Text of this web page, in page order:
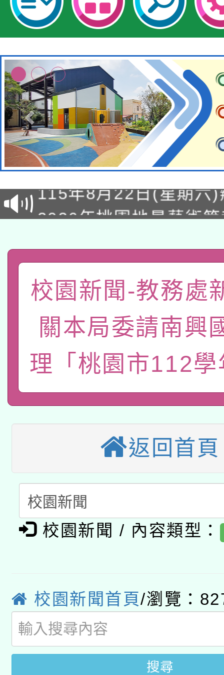
轉知經濟部水利署委託
業技術研究院辦理「
用水績優單位及節水達
動」
115年8月22日(星期六
桃園市孔廟祈福系列
2026年桃園地景藝術
關事宜
轉知教育部國民及學前
國立臺灣師範大學辦理
年度健康促進學校輔導
函轉國家教育研究院中
原住民族教育政策研討
族教育國際趨勢與發展
轉知教育部國民及學前
新北市政府教育局辦理
師專業成長研習實施計
方素養工作坊新北場」
函轉國立臺灣師範大學
族語言臺北學習中心
「族語學習班」招生簡
轉知有關國立成功大學
文教學共融平台-教案
接種對象擴大為「滿6
接種之民眾」措施，延
月28日止
轉知經濟部水利署委託
業技術研究院辦理「
動」
115年8月22日(星期六
桃園市孔廟祈福系列
開 智慧啟航」
2026年桃園地景藝術
「2026桃園藝術巡演
關事宜
轉知教育部國民及學前
國立臺灣師範大學辦
業成長研習」實施計畫
函轉國家教育研究院中
族教育國際趨勢與發展
新北市政府教育局辦理
師專業成長研習實施計
方素養工作坊新北場」
函轉國立臺灣師範大學
族語言臺北學習中心
「族語學習班」招生簡
轉知有關國立成功大學
文教學共融平台-教案
教育部國民及學前教育
年度COVID-19疫苗接
校園新聞-教務處
關本局委請南興
理「桃園市112學
返回首頁
校園新聞 / 內容類型：
校園新聞首頁/瀏覽：
搜尋